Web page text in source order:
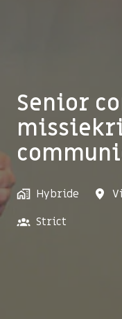
Senior
Hybride
Strict